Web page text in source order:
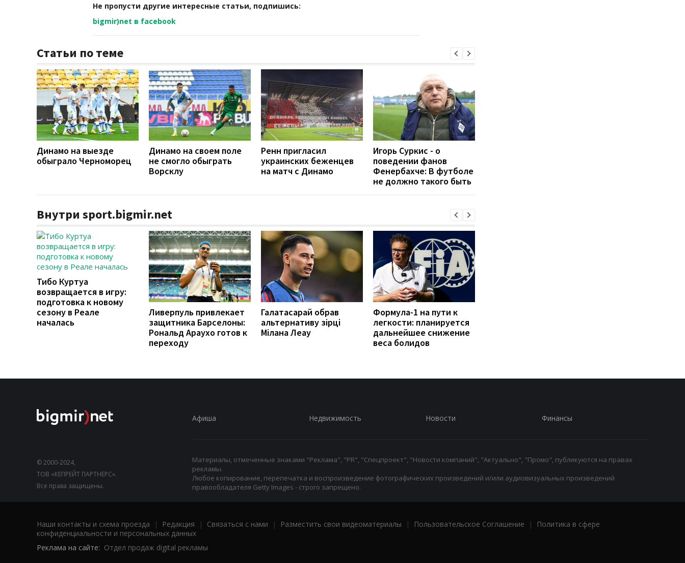
Не пропусти другие интересные статьи, подпишись:
bigmir)net в facebook
Статьи по теме
Динамо на выезде
обыграло Черноморец
Динамо на своем поле
не смогло обыграть
Ворсклу
Ренн пригласил
украинских беженцев
на матч с Динамо
Игорь Суркис - о
поведении фанов
Фенербахче: В футболе
не должно такого быть
Внутри sport.bigmir.net
Тибо Куртуа
возвращается в игру:
подготовка к новому
сезону в Реале
началась
Ливерпуль привлекает
защитника Барселоны:
Рональд Араухо готов к
переходу
Галатасарай обрав
альтернативу зірці
Мілана Леау
Формула-1 на пути к
легкости: планируется
дальнейшее снижение
веса болидов
© 2000-2024,
ТОВ «КЕПРЕЙТ ПАРТНЕРС».
Все права защищены.
Афиша Недвижимость Новости Финансы
Материалы, отмеченные знаками "Реклама", "PR", "Спецпроект", "Новости компаний", "Актуально", "Промо", публикуются на правах
рекламы.
Любое копирование, перепечатка и воспроизведение фотографических произведений и/или аудиовизуальных произведений
правообладателя Getty Images - строго запрещено.
Наши контакты и схема проезда | Редакция | Связаться с нами | Разместить свои видеоматериалы | Пользовательское Соглашение |
Политика в сфере
конфиденциальности и персональных данных
Реклама на сайте: Отдел продаж digital рекламы